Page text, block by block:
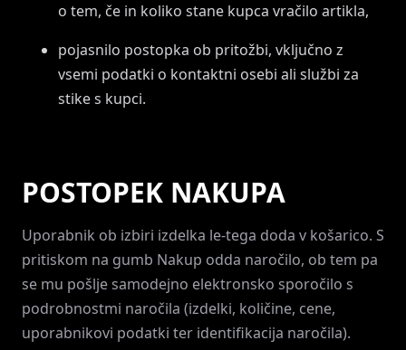
o tem, če in koliko stane kupca vračilo artikla,
pojasnilo postopka ob pritožbi, vključno z
vsemi podatki o kontaktni osebi ali službi za
stike s kupci.
POSTOPEK NAKUPA
Uporabnik ob izbiri izdelka le-tega doda v košarico. S
pritiskom na gumb Nakup odda naročilo, ob tem pa
se mu pošlje samodejno elektronsko sporočilo s
podrobnostmi naročila (izdelki, količine, cene,
uporabnikovi podatki ter identifikacija naročila).